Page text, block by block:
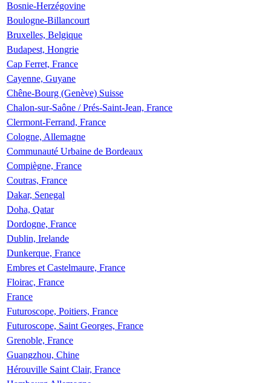
Bosnie-Herzégovine
Boulogne-Billancourt
Bruxelles, Belgique
Budapest, Hongrie
Cap Ferret, France
Cayenne, Guyane
Chêne-Bourg (Genève) Suisse
Chalon-sur-Saône / Prés-Saint-Jean, France
Clermont-Ferrand, France
Cologne, Allemagne
Communauté Urbaine de Bordeaux
Compiègne, France
Coutras, France
Dakar, Senegal
Doha, Qatar
Dordogne, France
Dublin, Irelande
Dunkerque, France
Embres et Castelmaure, France
Floirac, France
France
Futuroscope, Poitiers, France
Futuroscope, Saint Georges, France
Grenoble, France
Guangzhou, Chine
Hérouville Saint Clair, France